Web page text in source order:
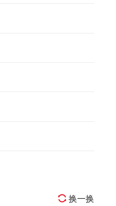
换一换